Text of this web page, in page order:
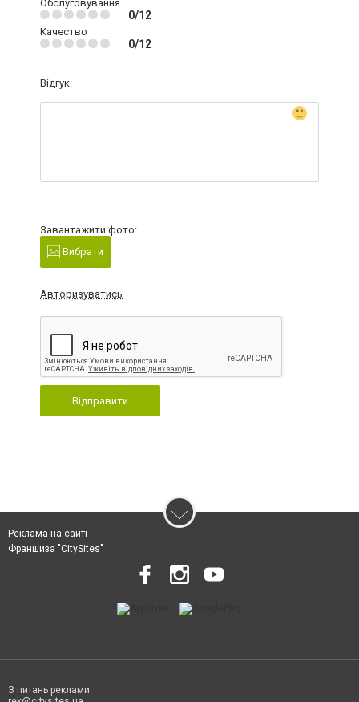
Обслуговування
0/12
Качество
0/12
Відгук:
Завантажити фото:
Вибрати
Авторизуватись
Відправити
Реклама на сайті
Франшиза "CitySites"
З питань реклами: